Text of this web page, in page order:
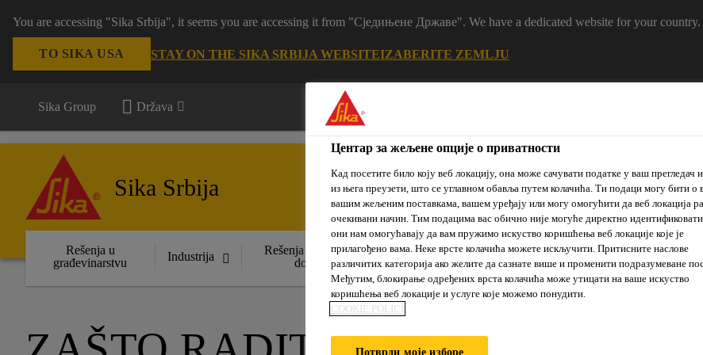
You are accessing "Sika Srbija", it seems you are accessing it from "Сједињене Државе". We have a dedicated website for your country.
TO SIKA USA STAY ON THE SIKA SRBIJA WEBSITEIZABERITE ZEMLJU
Sika Group Država
Sika Srbija
Rešenja u
građevinarstvu
Industrija
Rešenja za uređenje
domova
Prodajna
mesta
Održivi
razvoj
Reference Novosti
Центар за жељене опције о приватности
Кад посетите било коју веб локацију, она може сачувати податке у ваш прегледач
из њега преузети, што се углавном обавља путем колачића. Ти подаци могу бити о
вашим жељеним поставкама, вашем уређају или могу омогућити да веб локација
очекивани начин. Тим подацима вас обично није могуће директно
они нам омогућавају да вам пружимо искуство коришћења веб локације које је
прилагођено вама. Неке врсте колачића можете искључити. Притисните наслове
различитих категорија ако желите да сазнате више и променити подразумеване
Међутим, блокирање одређених врста колачића може утицати на ваше искуство
коришћења веб локације и услуге које можемо понудити.
COOKIE POLICI
Потврди моје изборе